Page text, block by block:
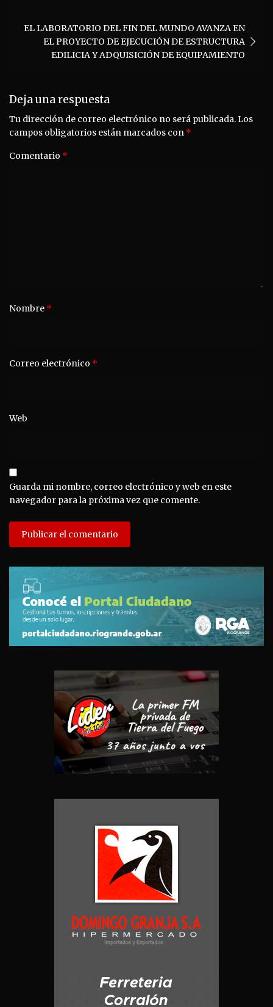
EL LABORATORIO DEL FIN DEL MUNDO AVANZA EN
EL PROYECTO DE EJECUCIÓN DE ESTRUCTURA
EDILICIA Y ADQUISICIÓN DE EQUIPAMIENTO
Deja una respuesta
Tu dirección de correo electrónico no será publicada.Los
campos obligatorios están marcados con *
Comentario *
Nombre *
Correo electrónico *
Web
Guarda mi nombre, correo electrónico y web en este
navegador para la próxima vez que comente.